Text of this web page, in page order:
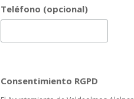
Teléfono (opcional)
Consentimiento RGPD